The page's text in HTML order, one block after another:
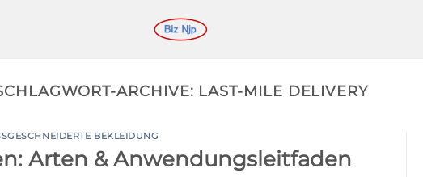
ARCHIVE: LAST-MILE DELIVERY
BEKLEIDUNG
Arten & Anwendungsleitfaden